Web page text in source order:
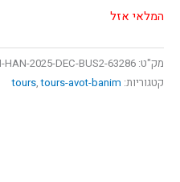
המלאי אזל
מק"ט: 63286-AVOT-BANIM-HAN-2025-DEC-BUS2
קטגוריות:
tours,tours-avot-banim